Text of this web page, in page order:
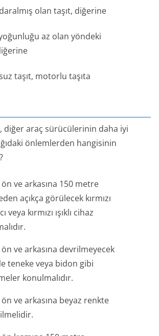
olan taşıt, diğerine
az olan yöndeki
taşıt, motorlu taşıta
diğer araç sürücülerinin daha iyi
önlemlerden hangisinin
ön ve arkasına 150 metre
açıkça görülecek kırmızı
veya kırmızı ışıklı cihaz
ön ve arkasına devrilmeyecek
teneke veya bidon gibi
konulmalıdır.
ön ve arkasına beyaz renkte